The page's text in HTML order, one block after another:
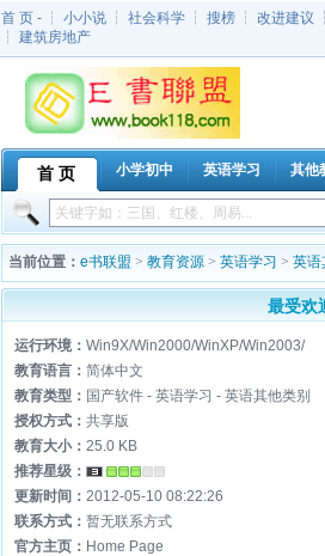
首 页 - ┆ 小小说 ┆ 社会科学 ┆ 搜榜 ┆ 改进建议
┆ 建筑房地产
首 页 小学初中 英语学习 其他
当前位置： e书联盟 > 教育资源 > 英语学习 > 英语
最受欢
运行环境： Win9X/Win2000/WinXP/Win2003/
教育语言： 简体中文
教育类型： 国产软件 - 英语学习 - 英语其他类别
授权方式： 共享版
教育大小： 25.0 KB
推荐星级：
更新时间： 2012-05-10 08:22:26
联系方式： 暂无联系方式
官方主页： Home Page